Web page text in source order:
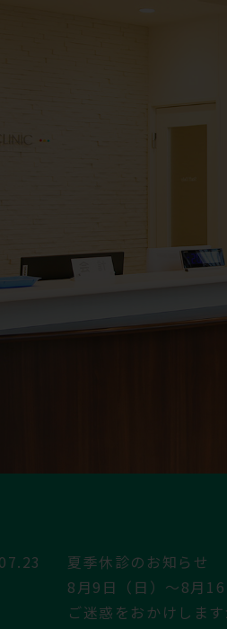
夏季休診のお知らせ
8月9日（日）～8月
ご迷惑をおかけしま